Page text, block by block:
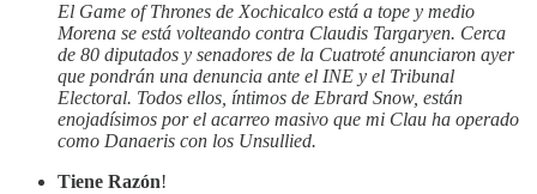
El Game of Thrones de Xochicalco está a tope y medio
Morena se está volteando contra Claudis Targaryen. Cerca
de 80 diputados y senadores de la Cuatroté anunciaron ayer
que pondrán una denuncia ante el INE y el Tribunal
Electoral. Todos ellos, íntimos de Ebrard Snow, están
enojadísimos por el acarreo masivo que mi Clau ha operado
como Danaeris con los Unsullied.
Tiene Razón!